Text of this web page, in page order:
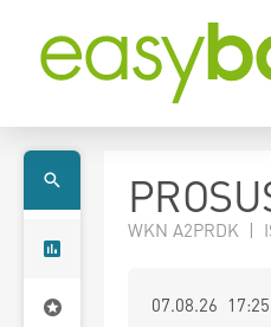
WKN A2PRDK |
07.08.26 17:25